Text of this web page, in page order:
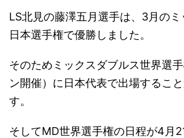
LS北見の藤澤五月選手は、3月のミ
日本選手権で優勝しました。
そのためミックスダブルス世界選
ン開催）に日本代表で出場するこ
す。
そしてMD世界選手権の日程が4月